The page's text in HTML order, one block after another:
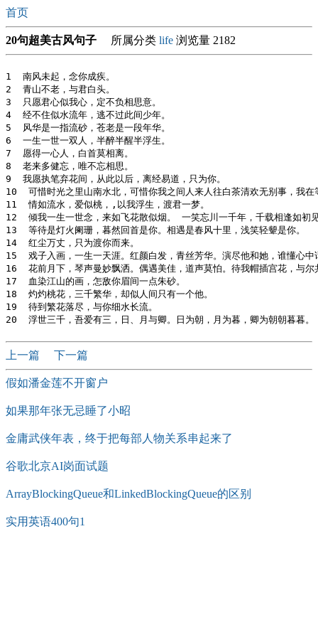
首页
20句超美古风句子 所属分类 life 浏览量 2182
1  南风未起，念你成疾。
2  青山不老，与君白头。
3  只愿君心似我心，定不负相思意。
4  经不住似水流年，逃不过此间少年。
5  风华是一指流砂，苍老是一段年华。
6  一生一世一双人，半醉半醒半浮生。
7  愿得一心人，白首莫相离。
8  老来多健忘，唯不忘相思。
9  我愿执笔弃花间，从此以后，离经易道，只为你。
10  可惜时光之里山南水北，可惜你我之间人来人往白茶清欢无别事，我
11  情如流水，爱似桃，,以我浮生，渡君一梦。
12  倾我一生一世念，来如飞花散似烟。 一笑忘川一千年，千载相逢如初
13  等待是灯火阑珊，暮然回首是你。相遇是春风十里，浅笑轻颦是你。
14  红尘万丈，只为渡你而来。
15  戏子入画，一生一天涯。红颜白发，青丝芳华。演尽他和她，谁懂心中
16  花前月下，琴声曼妙飘洒。偶遇美佳，道声莫怕。待我帽插宫花，与尔
17  血染江山的画，怎敌你眉间一点朱砂。
18  灼灼桃花，三千繁华，却似人间只有一个他。
19  待到繁花落尽，与你细水长流。
上一篇 下一篇
假如潘金莲不开窗户
如果那年张无忌睡了小昭
金庸武侠年表，终于把每部人物关系串起来了
谷歌北京AI岗面试题
ArrayBlockingQueue和LinkedBlockingQueue的区别
实用英语400句1